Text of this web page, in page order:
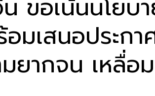
ขอเน้นนโยบ
มเสนอประก
ยากจน เหลื่อ